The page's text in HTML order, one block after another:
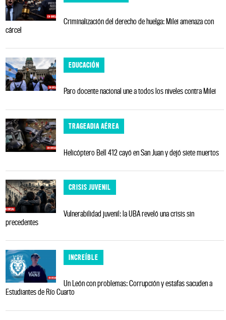
Criminalización del derecho de huelga: Milei amenaza con
cárcel
EDUCACIÓN
Paro docente nacional une a todos los niveles contra Milei
TRAGEADIA AÉREA
Helicóptero Bell 412 cayó en San Juan y dejó siete muertos
CRISIS JUVENIL
Vulnerabilidad juvenil: la UBA reveló una crisis sin
precedentes
INCREÍBLE
Un León con problemas: Corrupción y estafas sacuden a
Estudiantes de Río Cuarto